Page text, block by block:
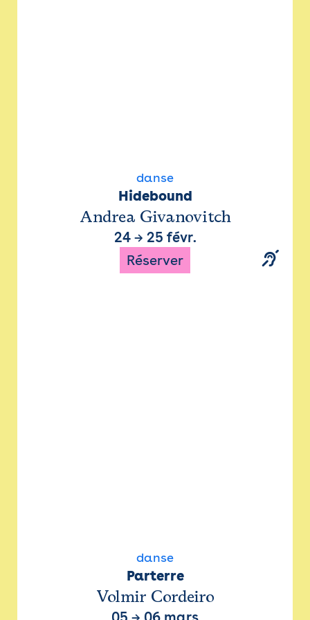
danse
Hidebound
Andrea Givanovitch
24→ 25 févr.
Réserver
danse
Parterre
Volmir Cordeiro